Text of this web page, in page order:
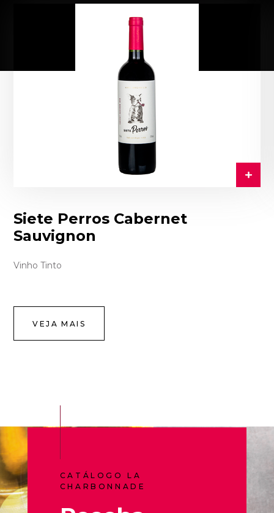
Siete Perros Cabernet
Sauvignon
Vinho Tinto
VEJA MAIS
CATÁLOGO LA
CHARBONNADE